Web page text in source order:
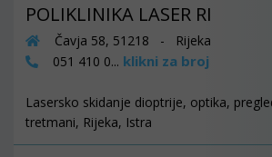
POLIKLINIKA LASER RI
Čavja 58, 51218 - Rijeka
051 410 0... klikni za broj
Lasersko skidanje dioptrije, optika,
tretmani, Rijeka, Istra